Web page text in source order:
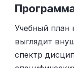
Учебный план
выглядит
спектр